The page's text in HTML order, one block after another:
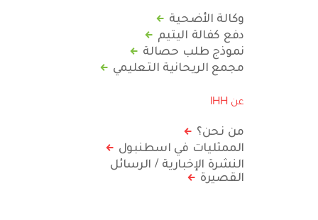
وكالة الأضحية
دفع كفالة اليتيم
نموذج طلب حصالة
مجمع الريحانية التعليمي
عن IHH
من نحن؟
الممثليات في اسطنبول
النشرة الإخبارية / الرسائل
القصيرة